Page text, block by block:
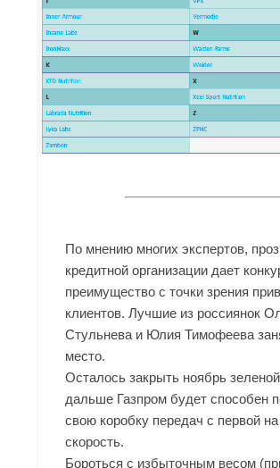
По мнению многих экспертов,
кредитной организации дает
преимущество с точки зрения
клиентов. Лучшие из россиянок
Стульнева и Юлия Тимофеева
место.
Осталось закрыть ноябрь
дальше Газпром будет способен
свою коробку передач с первой
скорость.
Бороться с избыточным весом